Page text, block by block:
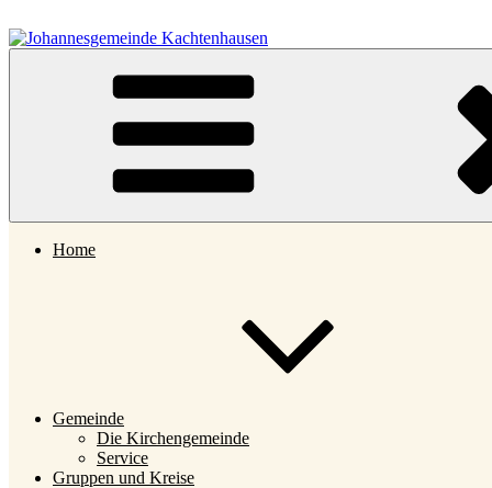
Inhalt
springen
Johannesgemeinde Kachtenhausen
Home
Gemeinde
Die Kirchengemeinde
Service
Gruppen und Kreise